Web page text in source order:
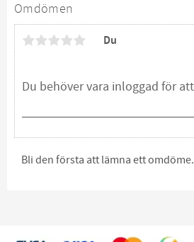
Omdömen
Du
Bli den första att lämna ett omdöme.